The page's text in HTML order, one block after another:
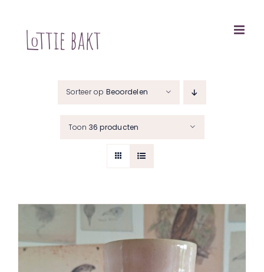
inhoud
Sorteer op Beoordelen
Toon 36 producten